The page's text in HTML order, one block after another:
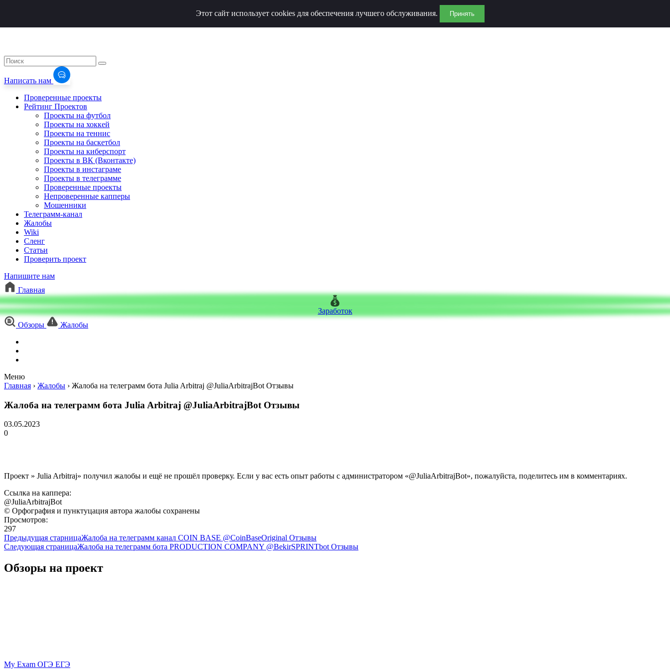
Написать нам
Проверенные проекты
Рейтинг Проектов
Проекты на футбол
Проекты на хоккей
Проекты на теннис
Проекты на баскетбол
Проекты на киберспорт
Проекты в ВК (Вконтакте)
Проекты в инстаграме
Проекты в телеграмме
Проверенные проекты
Непроверенные капперы
Мошенники
Телеграмм-канал
Жалобы
Wiki
Сленг
Статьи
Проверить проект
Напишите нам
Главная
Заработок
Обзоры
Жалобы
Меню
Этот сайт использует cookies для обеспечения лучшего обслуживания. Принять
Главная › Жалобы › Жалоба на телеграмм бота Julia Arbitraj @JuliaArbitrajBot Отзывы
Жалоба на телеграмм бота Julia Arbitraj @JuliaArbitrajBot Отзывы
03.05.2023
0
Проект » Julia Arbitraj» получил жалобы и ещё не прошёл проверку. Если у вас есть опыт работы с администратором «@JuliaArbitrajBot», пожалуйста, поделитесь им в комментариях.
Ссылка на каппера:
@JuliaArbitrajBot
© Орфография и пунктуцация автора жалобы сохранены
Просмотров:
297
Предыдущая старницаЖалоба на телеграмм канал COIN BASE @CoinBaseOriginal Отзывы
Следующая страницаЖалоба на телеграмм бота PRODUCTION COMPANY @BekirSPRINTbot Отзывы
Обзоры на проект
My Exam ОГЭ ЕГЭ